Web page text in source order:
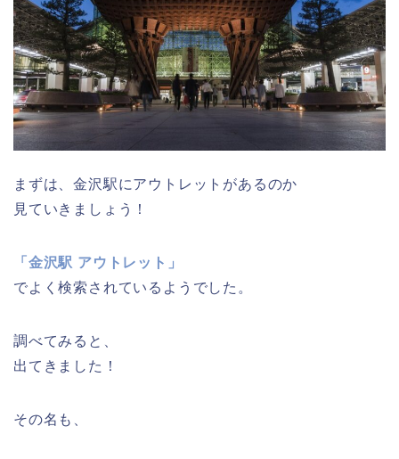
まずは、金沢駅にアウトレットがあるのか
見ていきましょう！
「金沢駅 アウトレット」
でよく検索されているようでした。
調べてみると、
出てきました！
その名も、